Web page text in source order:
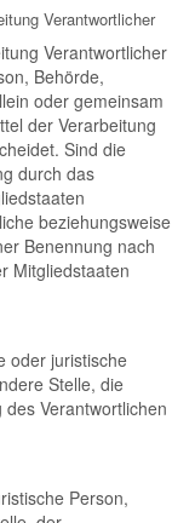
Verantwortlicher
Verantwortlicher
Behörde,
oder gemeinsam
der Verarbeitung
Sind die
durch das
beziehungsweise
Benennung nach
Mitgliedstaaten
oder juristische
Stelle, die
Verantwortlichen
Person,